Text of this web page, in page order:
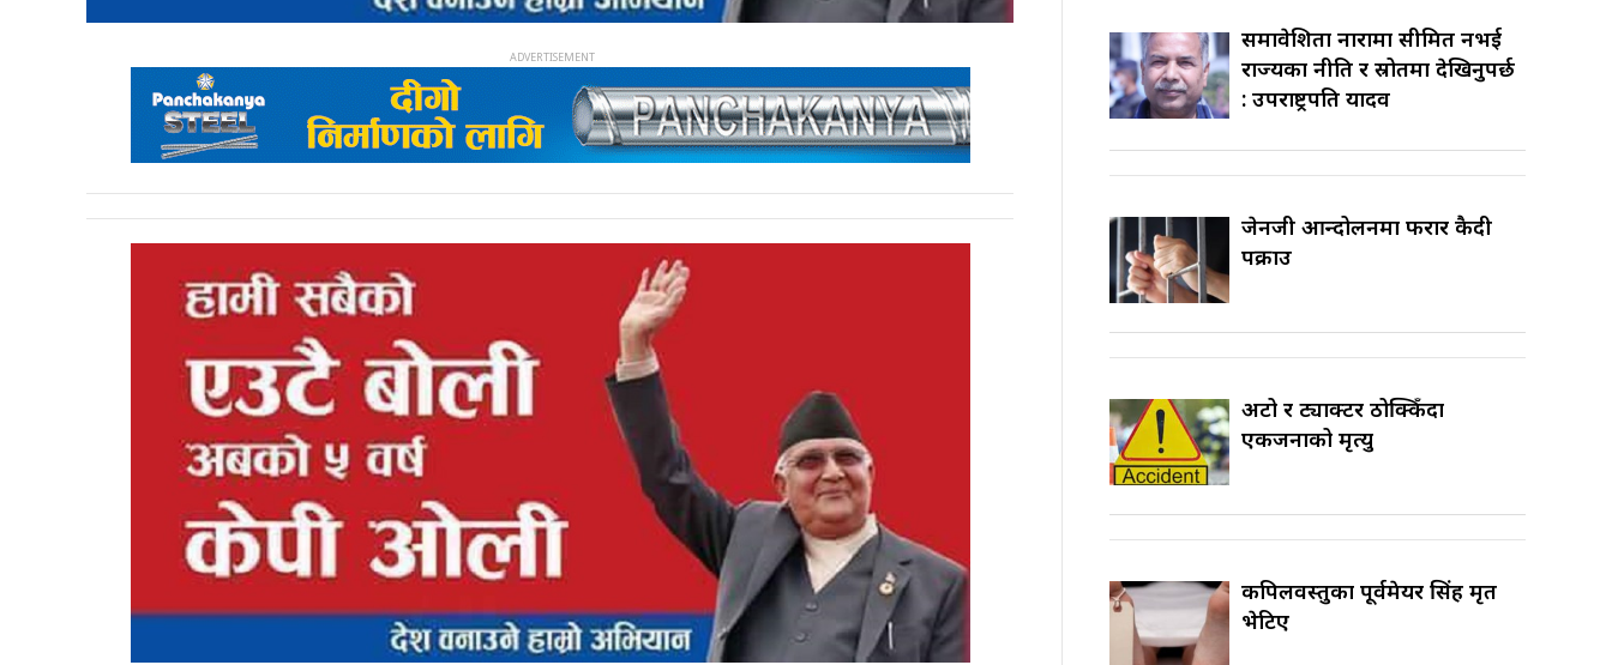
समावेशिता नारामा सीमित नभई
राज्यका नीति र स्रोतमा देखिनुपर्छ
: उपराष्ट्रपति यादव
जेनजी आन्दोलनमा फरार कैदी
पक्राउ
अटो र ट्याक्टर ठोक्किँदा
एकजनाको मृत्यु
कपिलवस्तुका पूर्वमेयर सिंह मृत
भेटिए